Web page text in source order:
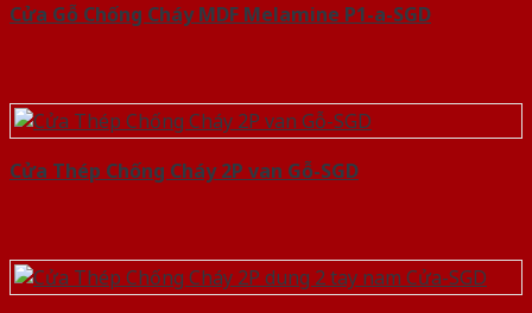
Cửa Gỗ Chống Cháy MDF Melamine P1-a-SGD
Cửa Thép Chống Cháy 2P van Gỗ-SGD